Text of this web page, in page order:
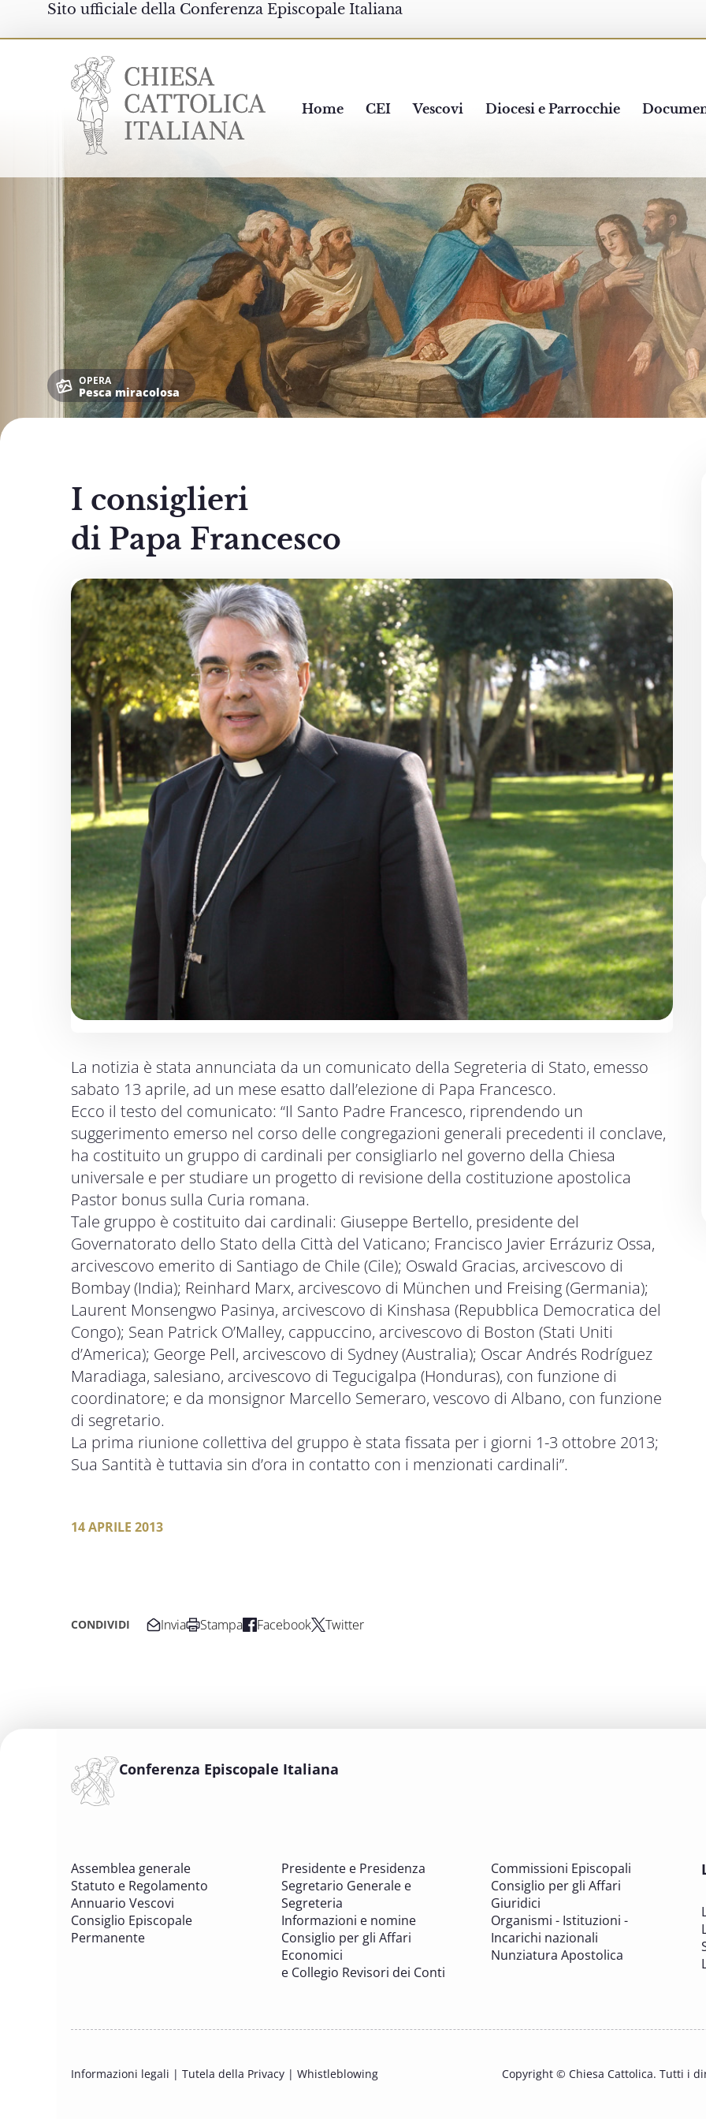
Sito ufficiale della Conferenza Episcopale Italiana
Chiesacattolica.it
Home CEI Vescovi Diocesi e Parrocchie
OPERA
Pesca miracolosa
I consiglieri
di Papa Francesco
La notizia è stata annunciata da un comunicato della Segreteria di Stato, emesso
sabato 13 aprile, ad un mese esatto dall’elezione di Papa Francesco.
Ecco il testo del comunicato: “Il Santo Padre Francesco, riprendendo un
suggerimento emerso nel corso delle congregazioni generali precedenti il conclave,
ha costituito un gruppo di cardinali per consigliarlo nel governo della Chiesa
universale e per studiare un progetto di revisione della costituzione apostolica
Pastor bonus sulla Curia romana.
Tale gruppo è costituito dai cardinali: Giuseppe Bertello, presidente del
Governatorato dello Stato della Città del Vaticano; Francisco Javier Errázuriz Ossa,
arcivescovo emerito di Santiago de Chile (Cile); Oswald Gracias, arcivescovo di
Bombay (India); Reinhard Marx, arcivescovo di München und Freising (Germania);
Laurent Monsengwo Pasinya, arcivescovo di Kinshasa (Repubblica Democratica del
Congo); Sean Patrick O’Malley, cappuccino, arcivescovo di Boston (Stati Uniti
d’America); George Pell, arcivescovo di Sydney (Australia); Oscar Andrés Rodríguez
Maradiaga, salesiano, arcivescovo di Tegucigalpa (Honduras), con funzione di
coordinatore; e da monsignor Marcello Semeraro, vescovo di Albano, con funzione
di segretario.
La prima riunione collettiva del gruppo è stata fissata per i giorni 1-3 ottobre 2013;
Sua Santità è tuttavia sin d’ora in contatto con i menzionati cardinali”.
14 APRILE 2013
CONDIVIDI Invia Stampa Facebook Twitter
Conferenza Episcopale Italiana
Assemblea generale
Statuto e Regolamento
Annuario Vescovi
Consiglio Episcopale
Permanente
Presidente e Presidenza
Segretario Generale e
Segreteria
Informazioni e nomine
Consiglio per gli Affari
Economici
e Collegio Revisori dei Conti
Commissioni Episcopali
Consiglio per gli Affari
Giuridici
Organismi - Istituzioni -
Incarichi nazionali
Nunziatura Apostolica
Informazioni legali | Tutela della Privacy | Whistleblowing Copyright © Chiesa Cattolica. Tutti i